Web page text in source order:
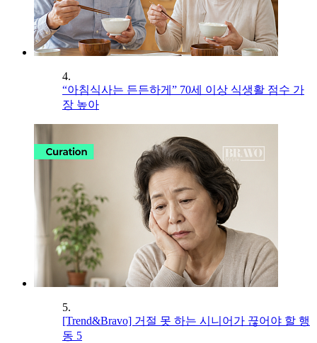
4.
“아침식사는 든든하게” 70세 이상 식생활 점수 가
장 높아
5.
[Trend&Bravo] 거절 못 하는 시니어가 끊어야 할 행
동 5